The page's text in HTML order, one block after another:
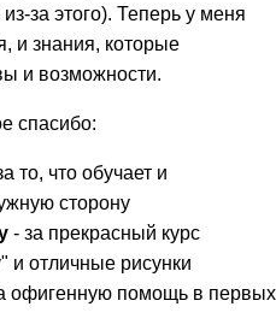
за этого). Теперь у меня
и знания, которые
и возможности.
спасибо:
то, что обучает и
сторону
- за прекрасный курс
и отличные рисунки
офигенную помощь в первых